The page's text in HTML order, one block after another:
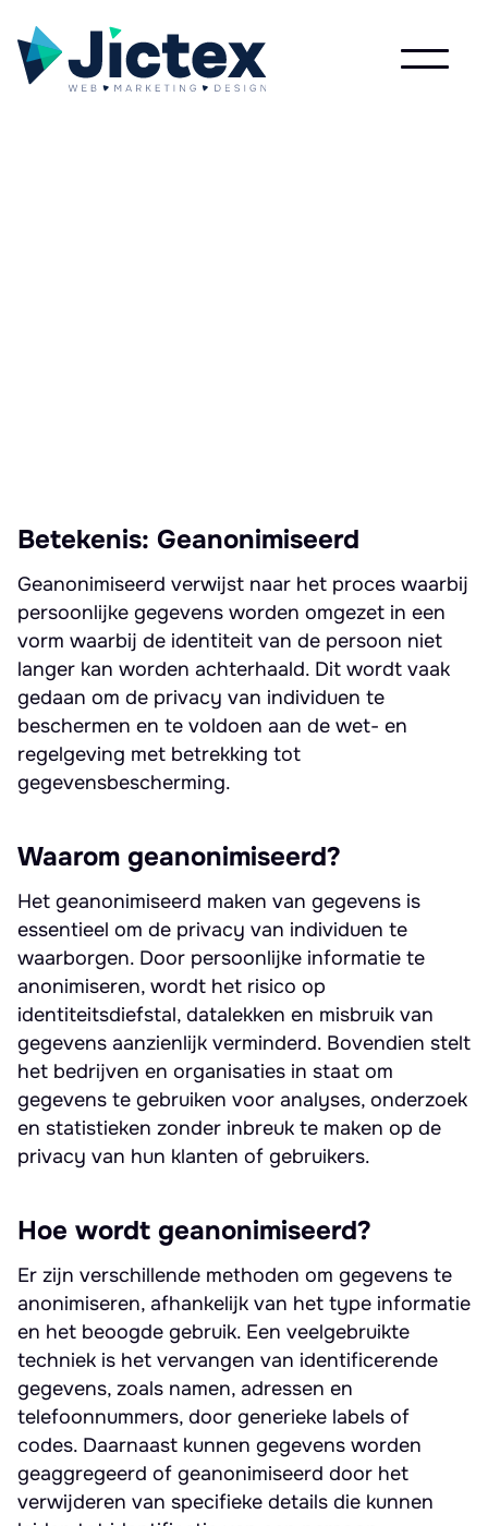
Betekenis: Geanonimiseerd
Geanonimiseerd verwijst naar het proces waarbij
persoonlijke gegevens worden omgezet in een
vorm waarbij de identiteit van de persoon niet
langer kan worden achterhaald. Dit wordt vaak
gedaan om de privacy van individuen te
beschermen en te voldoen aan de wet- en
regelgeving met betrekking tot
gegevensbescherming.
Waarom geanonimiseerd?
Het geanonimiseerd maken van gegevens is
essentieel om de privacy van individuen te
waarborgen. Door persoonlijke informatie te
anonimiseren, wordt het risico op
identiteitsdiefstal, datalekken en misbruik van
gegevens aanzienlijk verminderd. Bovendien stelt
het bedrijven en organisaties in staat om
gegevens te gebruiken voor analyses, onderzoek
en statistieken zonder inbreuk te maken op de
privacy van hun klanten of gebruikers.
Hoe wordt geanonimiseerd?
Er zijn verschillende methoden om gegevens te
anonimiseren, afhankelijk van het type informatie
en het beoogde gebruik. Een veelgebruikte
techniek is het vervangen van identificerende
gegevens, zoals namen, adressen en
telefoonnummers, door generieke labels of
codes. Daarnaast kunnen gegevens worden
geaggregeerd of geanonimiseerd door het
verwijderen van specifieke details die kunnen